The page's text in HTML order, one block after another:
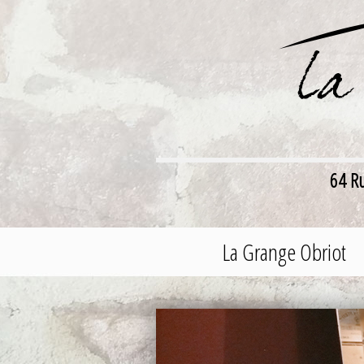
64
La Grange Obriot